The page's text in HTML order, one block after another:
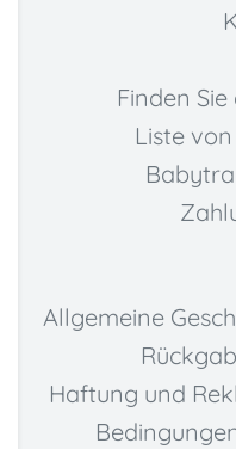
Finden
Liste
Allgemeine
Haftung und